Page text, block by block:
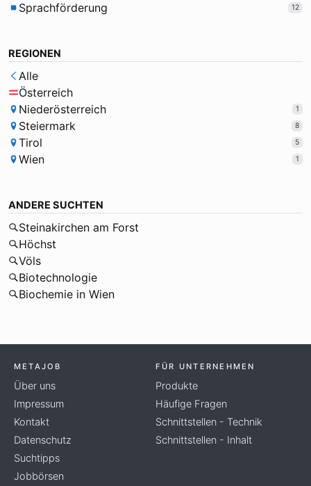
Sprachförderung 12
REGIONEN
Alle
Österreich
Niederösterreich
1
Steiermark 8
Tirol 5
Wien 1
ANDERE SUCHTEN
Steinakirchen am Forst
Höchst
Völs
Biotechnologie
Biochemie in Wien
METAJOB
Über uns
Impressum
Kontakt
Datenschutz
Suchtipps
Jobbörsen
FÜR UNTERNEHMEN
Produkte
Häufige Fragen
Schnittstellen - Technik
Schnittstellen - Inhalt